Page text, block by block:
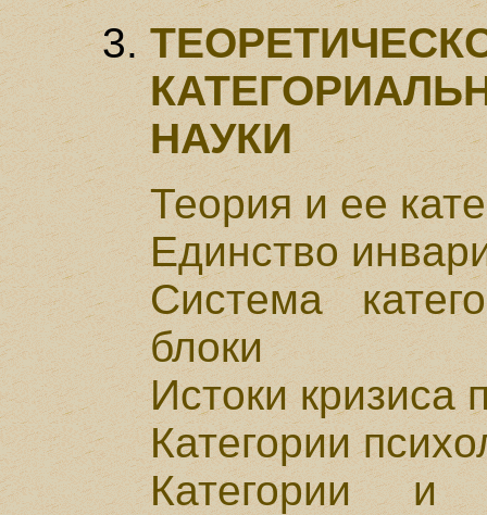
НАУКИ
Теория и ее
Единство
Система
блоки
Истоки кризиса
Категории
Категории и